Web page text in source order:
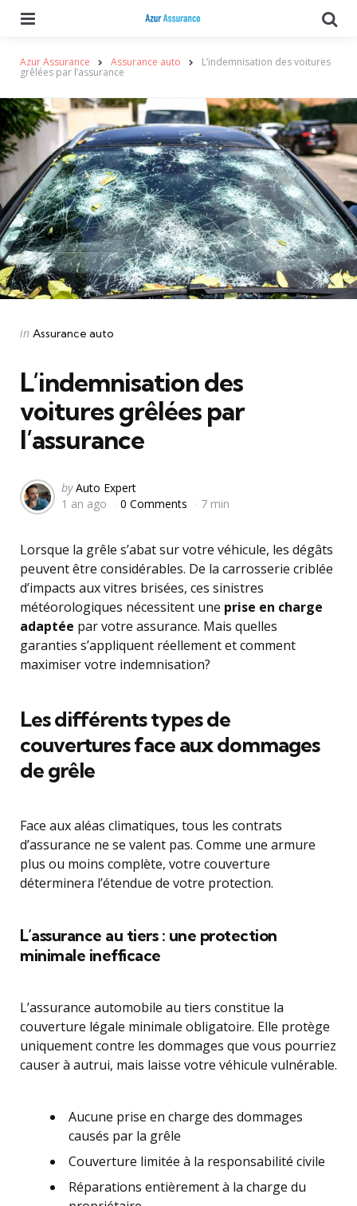
Azur Assurance Assurance auto L’indemnisation des voitures
grêlées par l’assurance
Categories
Posted
in Assurance auto
L’indemnisation des
voitures grêlées par
l’assurance
Posted
by
by Auto Expert
1 an ago
0 Comments 7 min
Lorsque la grêle s’abat sur votre véhicule, les dégâts
peuvent être considérables. De la carrosserie criblée
d’impacts aux vitres brisées, ces sinistres
météorologiques nécessitent une prise en charge
adaptée par votre assurance. Mais quelles
garanties s’appliquent réellement et comment
maximiser votre indemnisation?
Les différents types de
couvertures face aux dommages
de grêle
Face aux aléas climatiques, tous les contrats
d’assurance ne se valent pas. Comme une armure
plus ou moins complète, votre couverture
déterminera l’étendue de votre protection.
L’assurance au tiers : une protection
minimale inefficace
L’assurance automobile au tiers constitue la
couverture légale minimale obligatoire. Elle protège
uniquement contre les dommages que vous pourriez
causer à autrui, mais laisse votre véhicule vulnérable.
Aucune prise en charge des dommages
causés par la grêle
Couverture limitée à la responsabilité civile
Réparations entièrement à la charge du